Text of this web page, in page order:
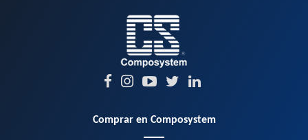
Comprar en Composystem